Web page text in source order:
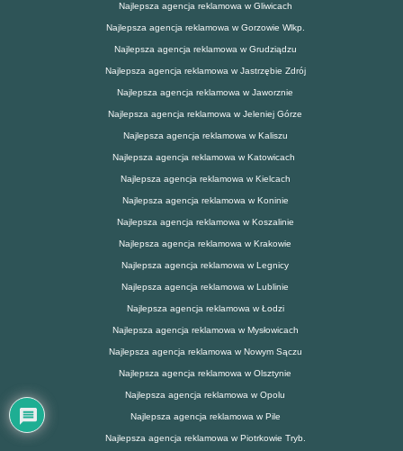
Najlepsza agencja reklamowa w Gliwicach
Najlepsza agencja reklamowa w Gorzowie Wlkp.
Najlepsza agencja reklamowa w Grudziądzu
Najlepsza agencja reklamowa w Jastrzębie Zdrój
Najlepsza agencja reklamowa w Jaworznie
Najlepsza agencja reklamowa w Jeleniej Górze
Najlepsza agencja reklamowa w Kaliszu
Najlepsza agencja reklamowa w Katowicach
Najlepsza agencja reklamowa w Kielcach
Najlepsza agencja reklamowa w Koninie
Najlepsza agencja reklamowa w Koszalinie
Najlepsza agencja reklamowa w Krakowie
Najlepsza agencja reklamowa w Legnicy
Najlepsza agencja reklamowa w Lublinie
Najlepsza agencja reklamowa w Łodzi
Najlepsza agencja reklamowa w Mysłowicach
Najlepsza agencja reklamowa w Nowym Sączu
Najlepsza agencja reklamowa w Olsztynie
Najlepsza agencja reklamowa w Opolu
Najlepsza agencja reklamowa w Pile
Najlepsza agencja reklamowa w Piotrkowie Tryb.